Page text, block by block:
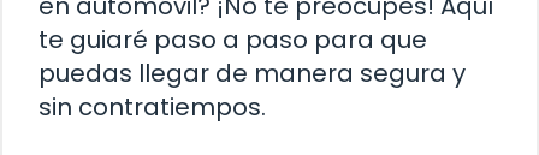
te guiaré paso a paso para que
puedas llegar de manera segura y
sin contratiempos.